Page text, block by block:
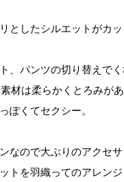
としたシルエットがカ
、パンツの切り替えで
素材は柔らかくとろみが
ぽくてセクシー。
なので大ぶりのアクセ
トを羽織ってのアレン